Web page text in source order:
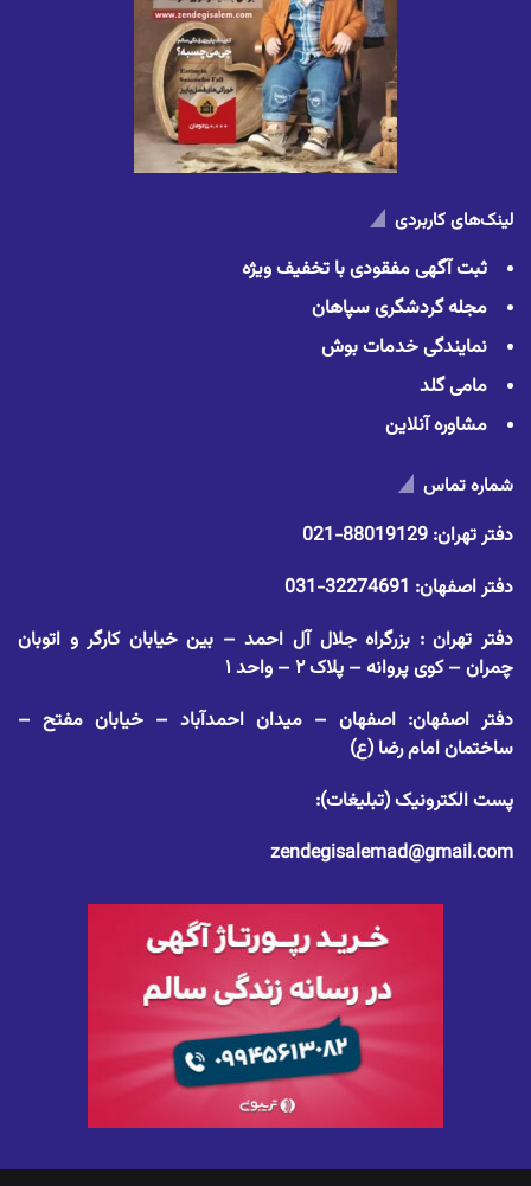
لینک‌های کاربردی
ثبت آگهی مفقودی با تخفیف ویژه
مجله گردشگری سپاهان
نمایندگی خدمات بوش
مامی گلد
مشاوره آنلاین
شماره تماس
دفتر تهران: 88019129-021
دفتر اصفهان: 32274691-031
دفتر تهران : بزرگراه جلال آل احمد – بین خیابان کارگر و اتوبان
چمران – کوی پروانه – پلاک ۲ – واحد ۱
دفتر اصفهان: اصفهان – میدان احمدآباد – خیابان مفتح –
ساختمان امام رضا (ع)
پست الکترونیک (تبلیغات):
zendegisalemad@gmail.com